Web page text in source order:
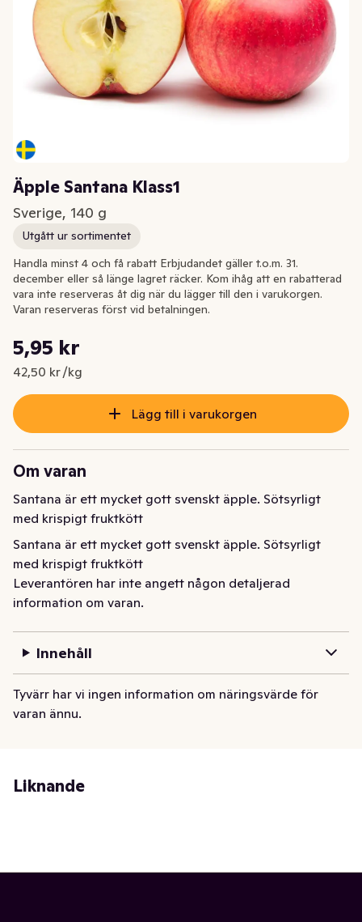
Äpple Santana Klass1
Sverige, 140 g
Utgått ur sortimentet
Nuvarande pris är: 5,95 kr
5,95 kr
42,50 kr /kg
Styckpris: 42,50 kr /kg
Handla minst 4 och få rabatt Erbjudandet gäller t.o.m. 31.
december eller så länge lagret räcker. Kom ihåg att en rabatterad
vara inte reserveras åt dig när du lägger till den i varukorgen.
Varan reserveras först vid betalningen.
Lägg till i varukorgen
Om varan
Santana är ett mycket gott svenskt äpple. Sötsyrligt
med krispigt fruktkött
Santana är ett mycket gott svenskt äpple. Sötsyrligt
med krispigt fruktkött
Leverantören har inte angett någon detaljerad
information om varan.
Innehåll
Tyvärr har vi ingen information om näringsvärde för
varan ännu.
Liknande